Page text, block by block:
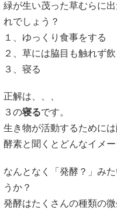
緑が生い茂った草むらに
れでしょう？
１、ゆっくり食事をする
２、草には脇目も触れず
３、寝る
正解は、、、
３の寝るです。
生き物が活動するために
酵素と聞くとどんなイメ
なんとなく「発酵？」み
うか？
発酵はたくさんの種類の